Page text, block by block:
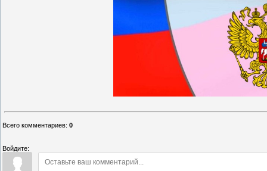
Всего комментариев: 0
Войдите: